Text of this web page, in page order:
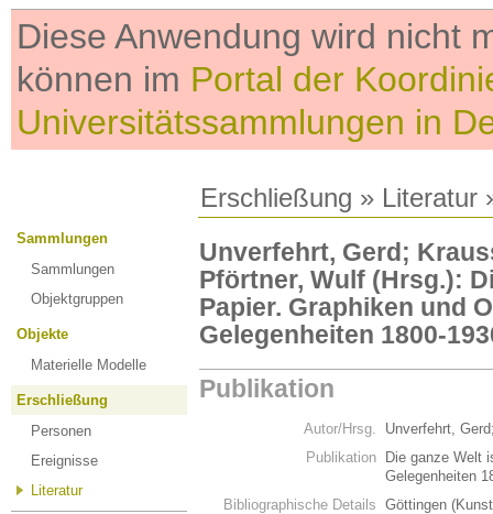
Diese Anwendung wird nicht
können im Portal der
Universitätssammlungen in
Erschließung » Literatur
Sammlungen
Sammlungen
Objektgruppen
Objekte
Materielle Modelle
Erschließung
Personen
Ereignisse
Literatur
Unverfehrt, Gerd;
Pförtner, Wulf (Hrsg.):
Papier. Graphiken und
Gelegenheiten 1800-
Publikation
Autor/Hrsg.
Unverfehrt,
Publikation
Die ganze Welt
Gelegenheiten
Bibliographische Details Göttingen